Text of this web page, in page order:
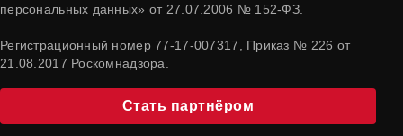
персональных данных» от 27.07.2006 № 152-ФЗ.
Регистрационный номер 77-17-007317, Приказ № 226 от
21.08.2017 Роскомнадзора.
Стать партнёром